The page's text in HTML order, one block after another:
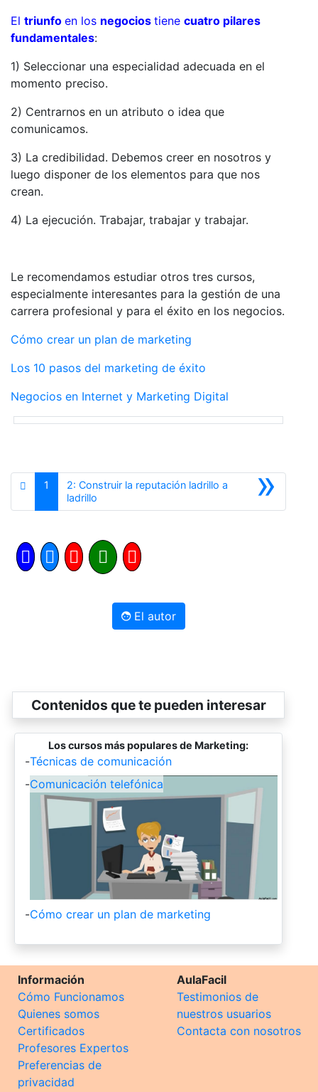
El triunfo en los negocios tiene cuatro pilares
fundamentales:
1) Seleccionar una especialidad adecuada en el
momento preciso.
2) Centrarnos en un atributo o idea que
comunicamos.
3) La credibilidad. Debemos creer en nosotros y
luego disponer de los elementos para que nos
crean.
4) La ejecución. Trabajar, trabajar y trabajar.
Le recomendamos estudiar otros tres cursos,
especialmente interesantes para la gestión de una
carrera profesional y para el éxito en los negocios.
Cómo crear un plan de marketing
Los 10 pasos del marketing de éxito
Negocios en Internet y Marketing Digital
1 »
2: Construir la reputación ladrillo a
ladrillo
El autor
Contenidos que te pueden interesar
Los cursos más populares de Marketing:
-Técnicas de comunicación
-Comunicación telefónica
-Cómo crear un plan de marketing
Información
Cómo Funcionamos
Quienes somos
Certificados
Profesores Expertos
Preferencias de
privacidad
AulaFacil
Testimonios de
nuestros usuarios
Contacta con nosotros